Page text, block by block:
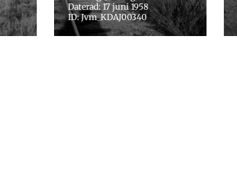
Daterad: 17 juni 1958
ID: Jvm_KDAJ00340